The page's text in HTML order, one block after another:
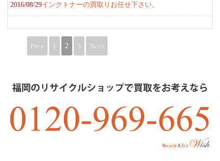
2016/08/29インクトナーの買取りお任せ下さい。
Prev 1 2 3 Next